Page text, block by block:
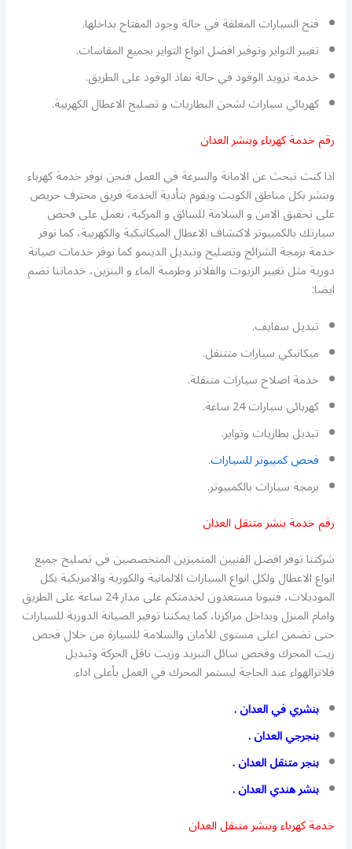
فتح السيارات المغلقة في حالة وجود المفتاح بداخلها.
تغيير التواير وتوفير افضل انواع التواير بجميع المقاسات.
خدمة تزويد الوقود في حالة نفاذ الوقود على الطريق.
كهربائي سيارات لشحن البطاريات و تصليح الاعطال الكهربية.
رقم خدمة كهرباء وبنشر العدان
اذا كنت تبحث عن الامانة والسرعة في العمل فنحن نوفر خدمة كهرباء
وبنشر بكل مناطق الكويت ويقوم بتأدية الخدمة فريق محترف حريص
على تحقيق الامن و السلامة للسائق و المركبة، نعمل على فحص
سيارتك بالكمبيوتر لاكتشاف الاعطال الميكانيكية والكهربية، كما نوفر
خدمة برمجة الشرائح وتصليح وتبديل الدينمو كما نوفر خدمات صيانة
دورية مثل تغيير الزيوت والفلاتر وطرمبة الماء و البنزين، خدماتنا تضم
ايضا:
تبديل سفايف.
ميكانيكي سيارات متتنقل.
خدمة اصلاح سيارات متنقلة.
كهربائي سيارات 24 ساعة.
تبديل بطاريات وتواير.
فحص كمبيوتر للسيارات.
برمجة سيارات بالكمبيوتر.
رقم خدمة بنشر متنقل العدان
شركتنا توفر افضل الفنيين المتميزين المتخصصين في تصليح جميع
انواع الاعطال ولكل انواع السيارات الالمانية والكورية والامريكية بكل
الموديلات، فنيونا مستعدون لخدمتكم على مدار 24 ساعة على الطريق
وامام المنزل وبداخل مراكزنا، كما يمكننا توفير الصيانة الدورية للسيارات
حتى تضمن اعلى مستوى للأمان والسلامة للسيارة من خلال فحص
زيت المحرك وفحص سائل التبريد وزيت ناقل الحركة وتبديل
فلاترالهواء عند الحاجة ليستمر المحرك في العمل بأعلى اداء.
بنشري في العدان .
بنجرجي العدان .
بنجر متنقل العدان .
بنشر هندي العدان .
خدمة كهرباء وبنشر متنقل العدان